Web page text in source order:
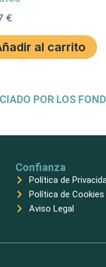
€
al carrito
POR LOS
Confianza
Política de
Política de Cookies
Aviso Legal